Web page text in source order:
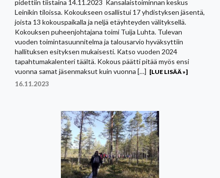
pidettiin tiistaina 14.11.2023 Kansalaistoiminnan keskus
Leinikin tiloissa. Kokoukseen osallistui 17 yhdistyksen jäsentä,
joista 13 kokouspaikalla ja neljä etäyhteyden välityksellä.
Kokouksen puheenjohtajana toimi Tuija Luhta. Tulevan
vuoden toimintasuunnitelma ja talousarvio hyväksyttiin
hallituksen esityksen mukaisesti. Katso vuoden 2024
tapahtumakalenteri täältä. Kokous päätti pitää myös ensi
vuonna samat jäsenmaksut kuin vuonna […] [LUE LISÄÄ »]
16.11.2023